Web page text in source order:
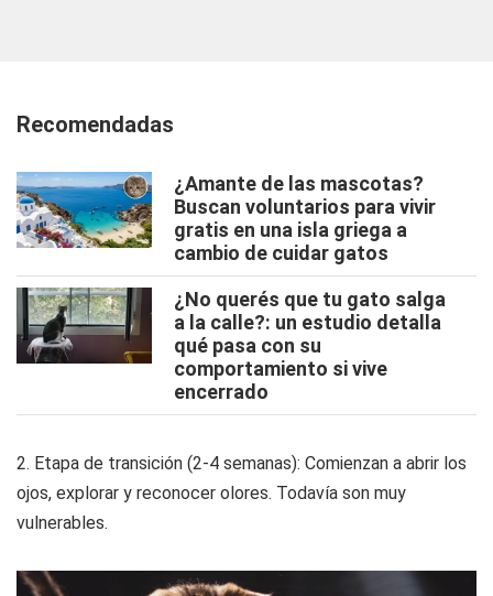
Recomendadas
¿Amante de las mascotas?
Buscan voluntarios para vivir
gratis en una isla griega a
cambio de cuidar gatos
¿No querés que tu gato salga
a la calle?: un estudio detalla
qué pasa con su
comportamiento si vive
encerrado
2. Etapa de transición (2-4 semanas): Comienzan a abrir los
ojos, explorar y reconocer olores. Todavía son muy
vulnerables.